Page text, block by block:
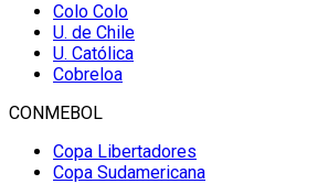
Colo Colo
U. de Chile
U. Católica
Cobreloa
CONMEBOL
Copa Libertadores
Copa Sudamericana